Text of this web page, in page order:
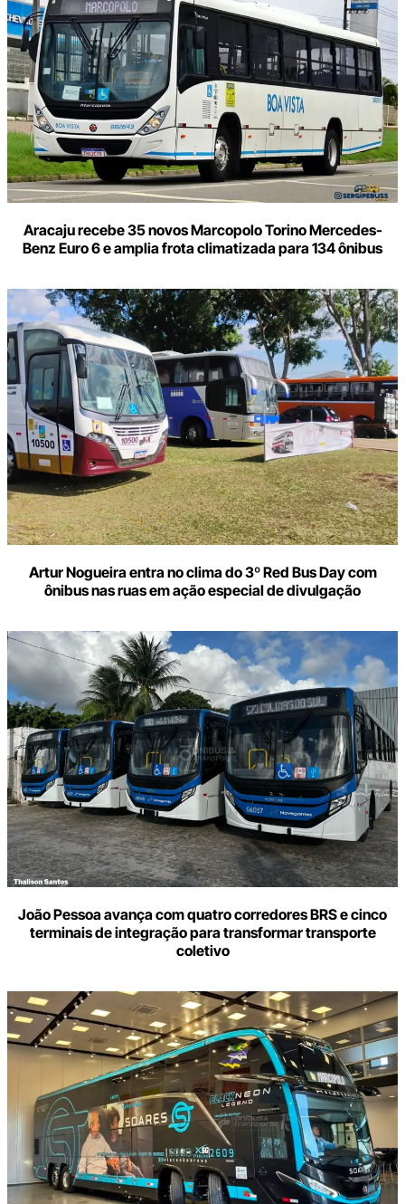
Aracaju recebe 35 novos Marcopolo Torino Mercedes-
Benz Euro 6 e amplia frota climatizada para 134 ônibus
Artur Nogueira entra no clima do 3º Red Bus Day com
ônibus nas ruas em ação especial de divulgação
João Pessoa avança com quatro corredores BRS e cinco
terminais de integração para transformar transporte
coletivo